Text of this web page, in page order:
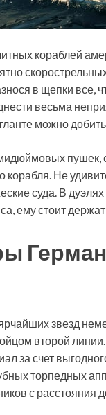
кораблей
в щепки все,
весьма
можно
пушек,
корабля. Не
суда. В
ему стоит
звезд
второй
за счет
торпедных
с расстояния